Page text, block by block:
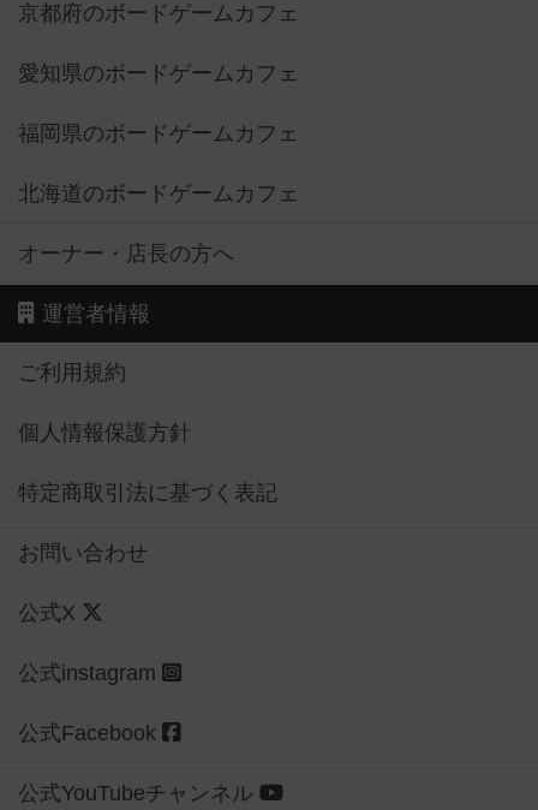
京都府のボードゲームカフェ
愛知県のボードゲームカフェ
福岡県のボードゲームカフェ
北海道のボードゲームカフェ
オーナー・店長の方へ
運営者情報
ご利用規約
個人情報保護方針
特定商取引法に基づく表記
お問い合わせ
公式X
公式instagram
公式Facebook
公式YouTubeチャンネル